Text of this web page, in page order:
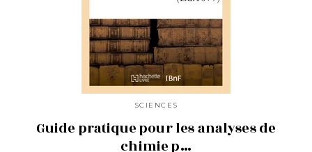
SCIENCES
Guide pratique pour les analyses de
chimie p…